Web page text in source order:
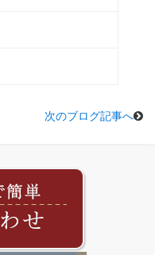
次のブログ記事へ